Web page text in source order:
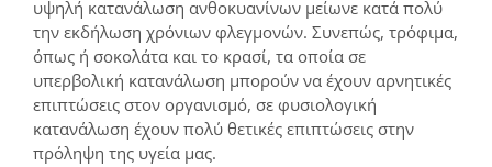
υψηλή κατανάλωση ανθοκυανίνων μείωνε κατά πολύ
την εκδήλωση χρόνιων φλεγμονών. Συνεπώς, τρόφιμα,
όπως ή σοκολάτα και το κρασί, τα οποία σε
υπερβολική κατανάλωση μπορούν να έχουν αρνητικές
επιπτώσεις στον οργανισμό, σε φυσιολογική
κατανάλωση έχουν πολύ θετικές επιπτώσεις στην
πρόληψη της υγεία μας.